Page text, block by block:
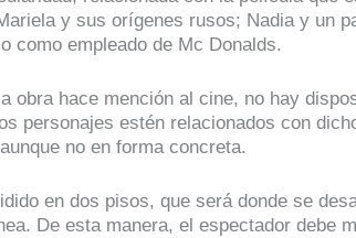
y sus orígenes rusos; Nadia y un
como empleado de Mc Donalds.
obra hace mención al cine, no hay
personajes estén relacionados con
no en forma concreta.
en dos pisos, que será donde se
De esta manera, el espectador debe